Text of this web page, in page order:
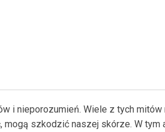
i nieporozumień. Wiele z tych
mogą szkodzić naszej skórze. W tym